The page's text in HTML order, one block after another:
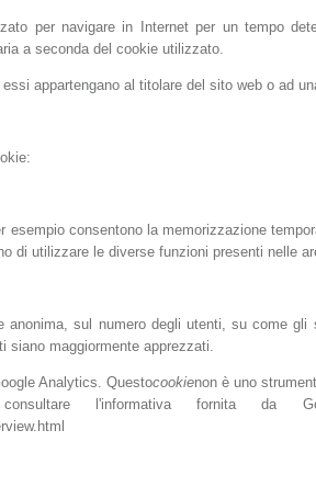
per navigare in Internet per un tempo
a seconda del cookie utilizzato.
appartengano al titolare del sito web o ad
consentono la memorizzazione
di utilizzare le diverse funzioni presenti nelle
anonima, sul numero degli utenti, su come
siano maggiormente apprezzati.
Analytics. Questocookienon è uno
l'informativa fornita da